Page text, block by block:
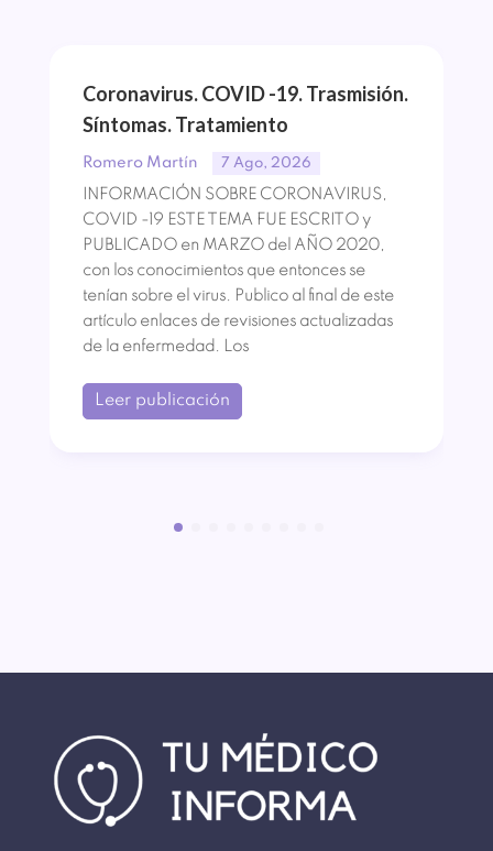
Coronavirus. COVID -19. Trasmisión.
Síntomas. Tratamiento
Romero Martín 7 Ago, 2026
INFORMACIÓN SOBRE CORONAVIRUS,
COVID -19 ESTE TEMA FUE ESCRITO y
PUBLICADO en MARZO del AÑO 2020,
con los conocimientos que entonces se
tenían sobre el virus. Publico al final de este
artículo enlaces de revisiones actualizadas
de la enfermedad. Los
Leer publicación